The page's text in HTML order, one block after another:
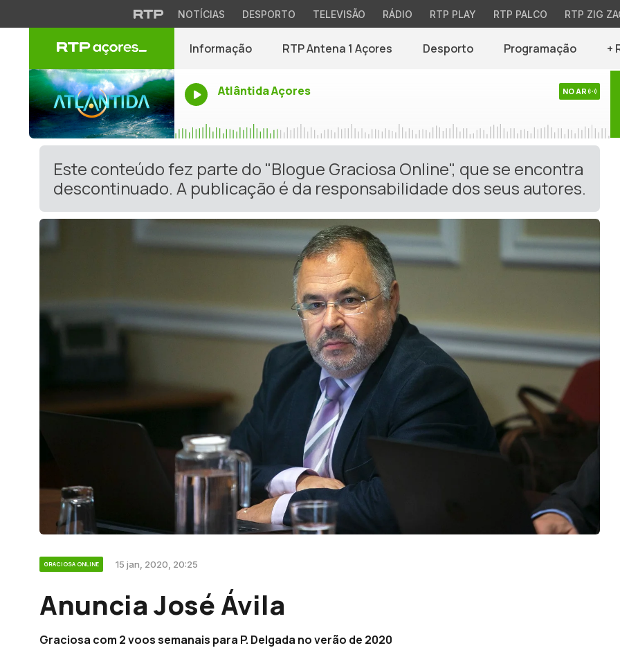
NOTÍCIAS DESPORTO TELEVISÃO RÁDIO RTP PLAY RTP PALCO RTP ZIG
Informação RTP Antena 1 Açores Desporto Programação +
Atlântida Açores NO AR
Este conteúdo fez parte do "Blogue Graciosa Online", que se encontra
descontinuado. A publicação é da responsabilidade dos seus autores.
GRACIOSA ONLINE 15 jan, 2020, 20:25
Anuncia José Ávila
Graciosa com 2 voos semanais para P. Delgada no verão de 2020